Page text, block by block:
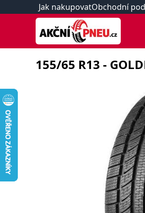
Jak nakupovatObchodní
155/65 R13 -